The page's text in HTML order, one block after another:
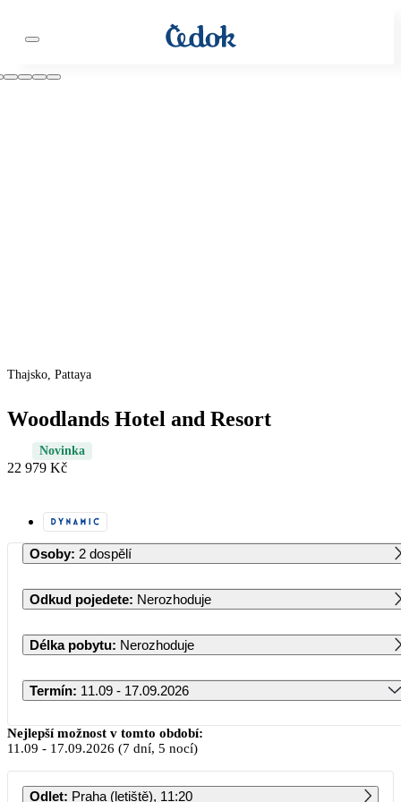
Thajsko, Pattaya
Woodlands Hotel and Resort
Novinka
22 979 Kč
Osoby: 2 dospělí
Odkud pojedete: Nerozhoduje
Délka pobytu: Nerozhoduje
Termín: 11.09 - 17.09.2026
Září 2026
PO ÚT ST ČT PÁ SO NE
Nejlepší možnost v tomto období:
11.09 - 17.09.2026 (7 dní, 5 nocí)
Odlet: Praha (letiště), 11:20